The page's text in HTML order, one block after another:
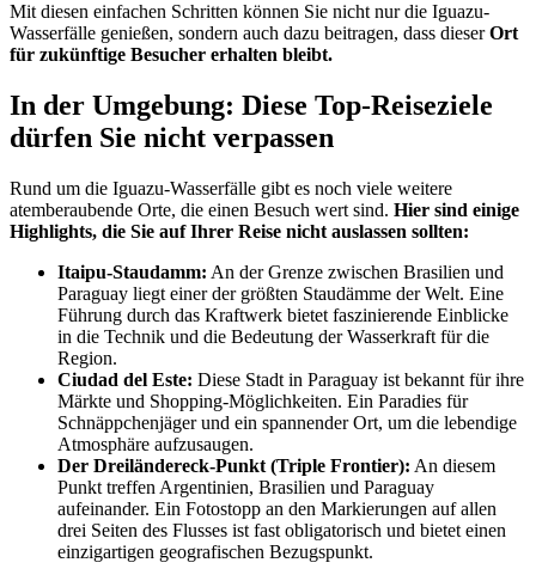
Mit diesen einfachen Schritten können Sie nicht nur die Iguazu-
Wasserfälle genießen, sondern auch dazu beitragen, dass dieserOrt
für zukünftige Besucher erhalten bleibt.
In der Umgebung: Diese Top-Reiseziele
dürfen Sie nicht verpassen
Rund um die Iguazu-Wasserfälle gibt es noch viele weitere
atemberaubende Orte, die einen Besuch wert sind. Hier sind einige
Highlights, die Sie auf Ihrer Reise nicht auslassen sollten:
Itaipu-Staudamm: An der Grenze zwischen Brasilien und
Paraguay liegt einer der größten Staudämme der Welt. Eine
Führung durch das Kraftwerk bietet faszinierende Einblicke
in die Technik und die Bedeutung der Wasserkraft für die
Region.
Ciudad del Este: Diese Stadt in Paraguay ist bekannt für ihre
Märkte und Shopping-Möglichkeiten. Ein Paradies für
Schnäppchenjäger und ein spannender Ort, um die lebendige
Atmosphäre aufzusaugen.
Der Dreiländereck-Punkt (Triple Frontier): An diesem
Punkt treffen Argentinien, Brasilien und Paraguay
aufeinander. Ein Fotostopp an den Markierungen auf allen
drei Seiten des Flusses ist fast obligatorisch und bietet einen
einzigartigen geografischen Bezugspunkt.